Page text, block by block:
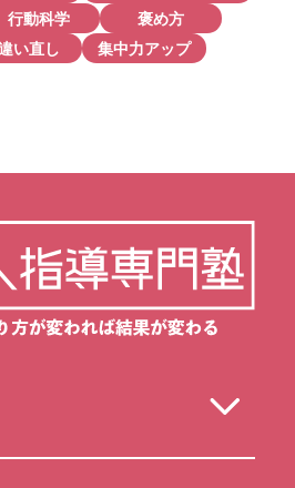
行動科学
褒め方
い直し
集中力アップ